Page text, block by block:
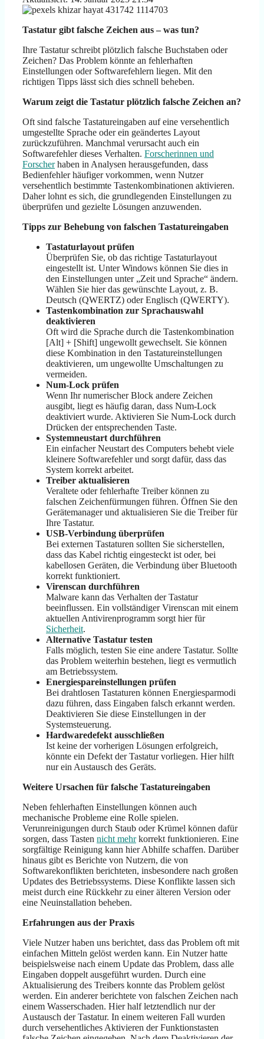
Tastatur gibt falsche Zeichen aus – was tun?
Ihre Tastatur schreibt plötzlich falsche Buchstaben oder
Zeichen? Das Problem könnte an fehlerhaften
Einstellungen oder Softwarefehlern liegen. Mit den
richtigen Tipps lässt sich dies schnell beheben.
Warum zeigt die Tastatur plötzlich falsche Zeichen an?
Oft sind falsche Tastatureingaben auf eine versehentlich
umgestellte Sprache oder ein geändertes Layout
zurückzuführen. Manchmal verursacht auch ein
Softwarefehler dieses Verhalten. Forscherinnen und
Forscherhaben in Analysen herausgefunden, dass
Bedienfehler häufiger vorkommen, wenn Nutzer
versehentlich bestimmte Tastenkombinationen aktivieren.
Daher lohnt es sich, die grundlegenden Einstellungen zu
überprüfen und gezielte Lösungen anzuwenden.
Tipps zur Behebung von falschen Tastatureingaben
Tastaturlayout prüfen
Überprüfen Sie, ob das richtige Tastaturlayout
eingestellt ist. Unter Windows können Sie dies in
den Einstellungen unter „Zeit und Sprache“ ändern.
Wählen Sie hier das gewünschte Layout, z. B.
Deutsch (QWERTZ) oder Englisch (QWERTY).
Tastenkombination zur Sprachauswahl
deaktivieren
Oft wird die Sprache durch die Tastenkombination
[Alt] + [Shift] ungewollt gewechselt. Sie können
diese Kombination in den Tastatureinstellungen
deaktivieren, um ungewollte Umschaltungen zu
vermeiden.
Num-Lock prüfen
Wenn Ihr numerischer Block andere Zeichen
ausgibt, liegt es häufig daran, dass Num-Lock
deaktiviert wurde. Aktivieren Sie Num-Lock durch
Drücken der entsprechenden Taste.
Systemneustart durchführen
Ein einfacher Neustart des Computers behebt viele
kleinere Softwarefehler und sorgt dafür, dass das
System korrekt arbeitet.
Treiber aktualisieren
Veraltete oder fehlerhafte Treiber können zu
falschen Zeichenfürmungen führen. Öffnen Sie den
Gerätemanager und aktualisieren Sie die Treiber für
Ihre Tastatur.
USB-Verbindung überprüfen
Bei externen Tastaturen sollten Sie sicherstellen,
dass das Kabel richtig eingesteckt ist oder, bei
kabellosen Geräten, die Verbindung über Bluetooth
korrekt funktioniert.
Virenscan durchführen
Malware kann das Verhalten der Tastatur
beeinflussen. Ein vollständiger Virenscan mit einem
aktuellen Antivirenprogramm sorgt hier für
Sicherheit.
Alternative Tastatur testen
Falls möglich, testen Sie eine andere Tastatur. Sollte
das Problem weiterhin bestehen, liegt es vermutlich
am Betriebssystem.
Energiespareinstellungen prüfen
Bei drahtlosen Tastaturen können Energiesparmodi
dazu führen, dass Eingaben falsch erkannt werden.
Deaktivieren Sie diese Einstellungen in der
Systemsteuerung.
Hardwaredefekt ausschließen
Ist keine der vorherigen Lösungen erfolgreich,
könnte ein Defekt der Tastatur vorliegen. Hier hilft
nur ein Austausch des Geräts.
Weitere Ursachen für falsche Tastatureingaben
Neben fehlerhaften Einstellungen können auch
mechanische Probleme eine Rolle spielen.
Verunreinigungen durch Staub oder Krümel können dafür
sorgen, dass Tasten nicht mehrkorrekt funktionieren. Eine
sorgfältige Reinigung kann hier Abhilfe schaffen. Darüber
hinaus gibt es Berichte von Nutzern, die von
Softwarekonflikten berichteten, insbesondere nach großen
Updates des Betriebssystems. Diese Konflikte lassen sich
meist durch eine Rückkehr zu einer älteren Version oder
eine Neuinstallation beheben.
Erfahrungen aus der Praxis
Viele Nutzer haben uns berichtet, dass das Problem oft mit
einfachen Mitteln gelöst werden kann. Ein Nutzer hatte
beispielsweise nach einem Update das Problem, dass alle
Eingaben doppelt ausgeführt wurden. Durch eine
Aktualisierung des Treibers konnte das Problem gelöst
werden. Ein anderer berichtete von falschen Zeichen nach
einem Wasserschaden. Hier half letztendlich nur der
Austausch der Tastatur. In einem weiteren Fall wurden
durch versehentliches Aktivieren der Funktionstasten